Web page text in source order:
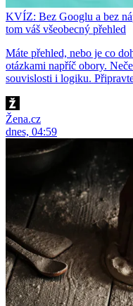
KVÍZ: Bez Googlu a bez
tom váš všeobecný přehled
Máte přehled, nebo je co
otázkami napříč obory.
souvislosti i logiku.
Žena.cz
dnes, 04:59